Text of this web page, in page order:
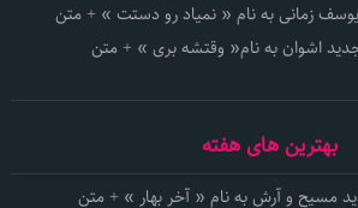
زمانی به نام « نمیاد رو دستت » + متن
اشوان به نام« وقتشه بری » + متن
بهترین های هفته
مسیح و آرش به نام « آخر بهار » + متن